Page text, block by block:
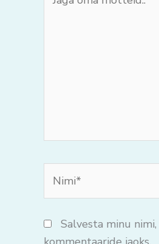
oma
Salvesta minu